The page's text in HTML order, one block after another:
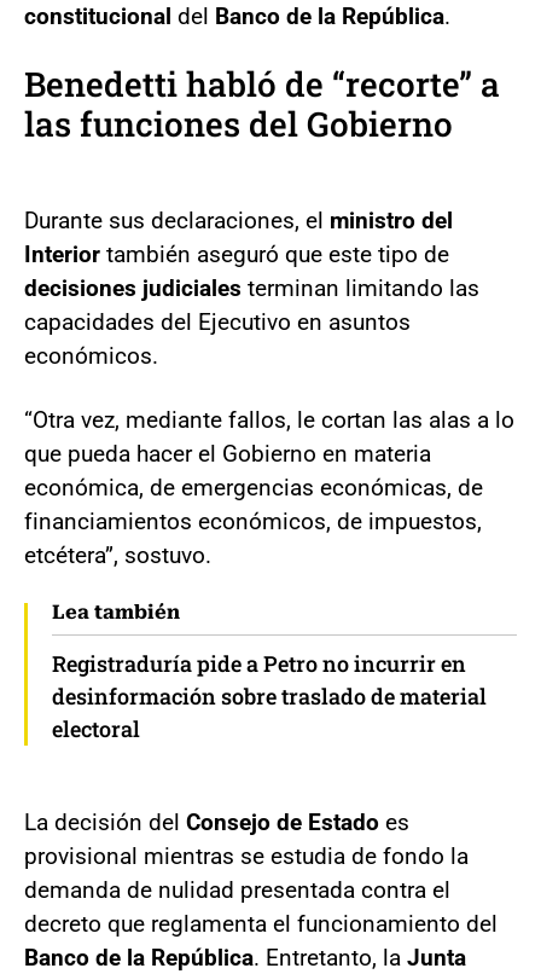
constitucional del Banco de la República.
Benedetti habló de “recorte” a
las funciones del Gobierno
Durante sus declaraciones, el ministro del
Interior también aseguró que este tipo de
decisiones judiciales terminan limitando las
capacidades del Ejecutivo en asuntos
económicos.
“Otra vez, mediante fallos, le cortan las alas a lo
que pueda hacer el Gobierno en materia
económica, de emergencias económicas, de
financiamientos económicos, de impuestos,
etcétera”, sostuvo.
Lea también
Registraduría pide a Petro no incurrir en
desinformación sobre traslado de material
electoral
La decisión del Consejo de Estado es
provisional mientras se estudia de fondo la
demanda de nulidad presentada contra el
decreto que reglamenta el funcionamiento del
Banco de la República. Entretanto, la Junta